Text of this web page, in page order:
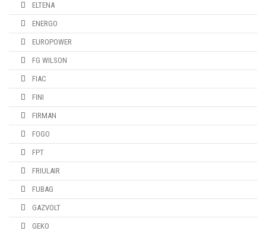
ELTENA
ENERGO
EUROPOWER
FG WILSON
FIAC
FINI
FIRMAN
FOGO
FPT
FRIULAIR
FUBAG
GAZVOLT
GEKO